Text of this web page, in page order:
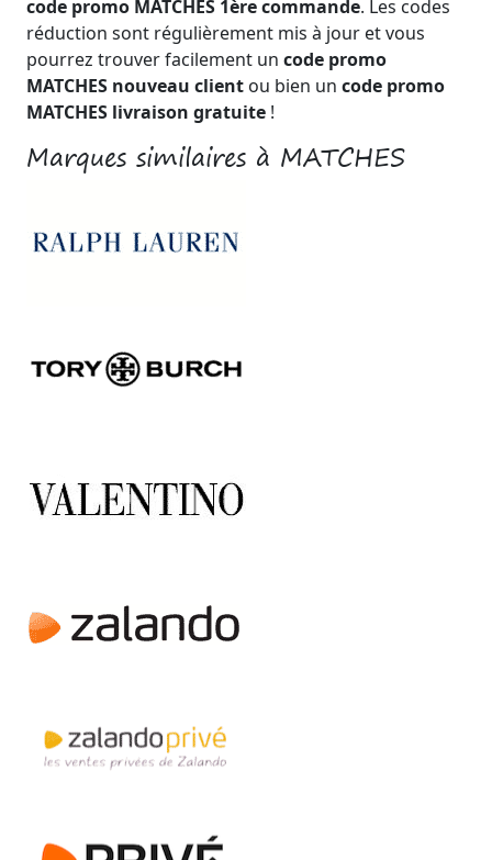
code promo MATCHES 1ère commande. Les codes
réduction sont régulièrement mis à jour et vous
pourrez trouver facilement un code promo
MATCHES nouveau client ou bien un code promo
MATCHES livraison gratuite !
Marques similaires à MATCHES